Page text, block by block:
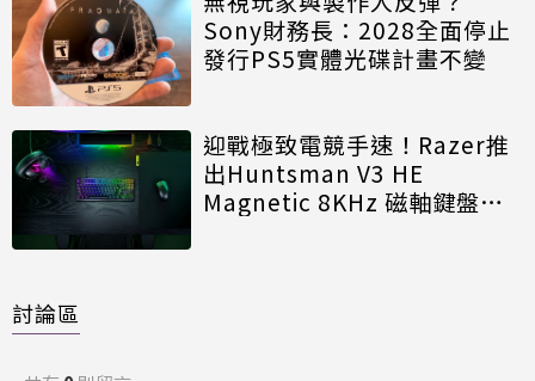
Sony財務長：2028全面停止
發行PS5實體光碟計畫不變
迎戰極致電競手速！Razer推
出Huntsman V3 HE
Magnetic 8KHz 磁軸鍵盤效
討論區